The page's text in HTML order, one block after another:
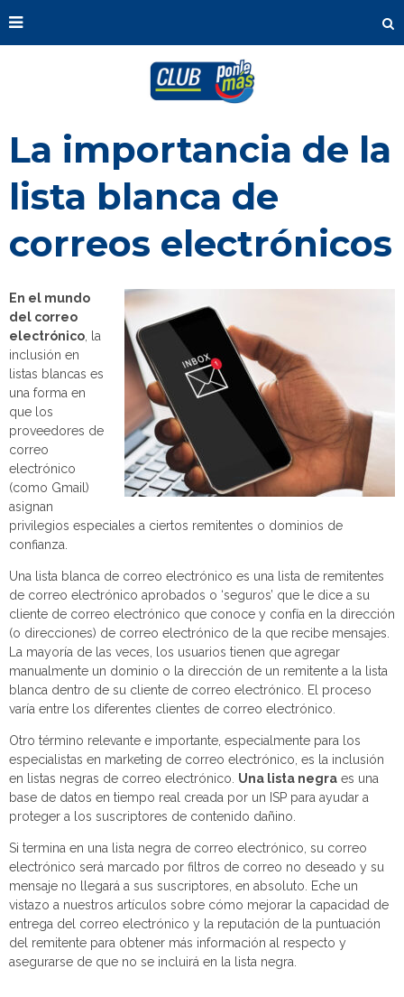
La importancia de la
lista blanca de
correos electrónicos
En el mundo
del correo
electrónico , la
inclusión en
listas blancas es
una forma en
que los
proveedores de
correo
electrónico
(como Gmail)
asignan
privilegios especiales a ciertos remitentes o dominios de
confianza.
Una lista blanca de correo electrónico es una lista de remitentes
de correo electrónico aprobados o ‘seguros’ que le dice a su
cliente de correo electrónico que conoce y confía en la dirección
(o direcciones) de correo electrónico de la que recibe mensajes.
La mayoría de las veces, los usuarios tienen que agregar
manualmente un dominio o la dirección de un remitente a la lista
blanca dentro de su cliente de correo electrónico. El proceso
varía entre los diferentes clientes de correo electrónico.
Otro término relevante e importante, especialmente para los
especialistas en marketing de correo electrónico, es la inclusión
en listas negras de correo electrónico. Una lista negra es una
base de datos en tiempo real creada por un ISP para ayudar a
proteger a los suscriptores de contenido dañino.
Si termina en una lista negra de correo electrónico, su correo
electrónico será marcado por filtros de correo no deseado y su
mensaje no llegará a sus suscriptores, en absoluto. Eche un
vistazo a nuestros artículos sobre cómo mejorar la capacidad de
entrega del correo electrónico y la reputación de la puntuación
del remitente para obtener más información al respecto y
asegurarse de que no se incluirá en la lista negra.